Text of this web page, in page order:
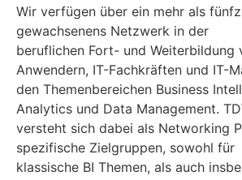
Wir verfügen über ein mehr als
gewachsenens Netzwerk in der
beruflichen Fort- und Weiterbildung
Anwendern, IT-Fachkräften und IT-
den Themenbereichen Business
Analytics und Data Management.
versteht sich dabei als Networking
spezifische Zielgruppen, sowohl für
klassische BI Themen, als auch